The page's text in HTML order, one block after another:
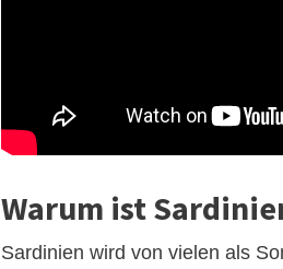
Warum ist
Sardinien wird von vielen als